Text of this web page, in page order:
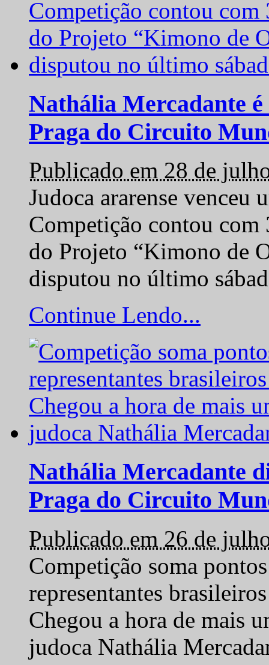
Nathália Mercadante
Praga do Circuito
Publicado em 28 de
Judoca ararense venceu
Competição contou com
do Projeto “Kimono de
disputou no último
Continue Lendo...
Nathália Mercadante
Praga do Circuito
Publicado em 26 de
Competição soma
representantes
Chegou a hora de mais
judoca Nathália